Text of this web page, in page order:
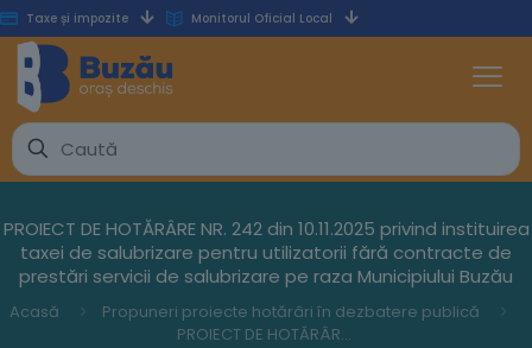
Taxe și impozite Monitorul Oficial Local
PROIECT DE HOTĂRÂRE NR. 242 din 10.11.2025 privind instituirea
taxei de salubrizare pentru utilizatorii fără contracte de
prestări servicii de salubrizare pe raza Municipiului Buzău
Acasă
Propuneri proiecte hotărâri în dezbatere publică
PROIECT DE HOTĂRÂRE NR. 242 din 10.11.2025 privind instituirea taxei de salubrizare pentru utilizatorii fără contracte de prestări servicii de salubrizare pe raza Municipiului Buzău